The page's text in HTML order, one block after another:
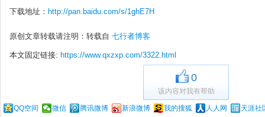
下载地址： http://pan.baidu.com/s/1ghE7H
原创文章转载请注明：转载自 七行者博客
本文固定链接: https://www.qxzxp.com/3322.html
0
该内容对我有帮助
QQ空间 微信 腾讯微博 新浪微博 我的搜狐 人人网 天涯社